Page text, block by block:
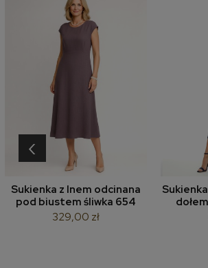
Sukienka z lnem odcinana
pod biustem śliwka 654
329,00 zł
‹